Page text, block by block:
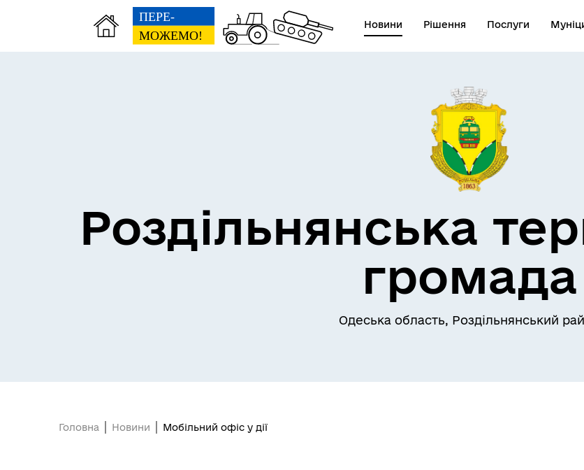
Новини Рішення Послуги
Пам’яті військових
Роздільнянська
громада
Одеська область, Роздільнянський
Головна Новини Мобільний офіс у дії